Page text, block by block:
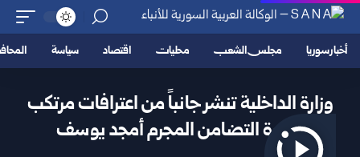
أخبار سوريا مجلس الشعب محليات اقتصاد سياسة
وزارة الداخلية تنشر جانباً من اعترافات مرتكب
مجزرة التضامن المجرم أمجد يوسف